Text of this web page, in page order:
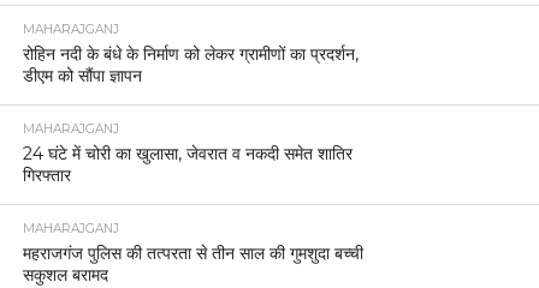
MAHARAJGANJ
रोहिन नदी के बंधे के निर्माण को लेकर ग्रामीणों का प्रदर्शन,
डीएम को सौंपा ज्ञापन
MAHARAJGANJ
24 घंटे में चोरी का खुलासा, जेवरात व नकदी समेत शातिर
गिरफ्तार
MAHARAJGANJ
महराजगंज पुलिस की तत्परता से तीन साल की गुमशुदा बच्ची
सकुशल बरामद